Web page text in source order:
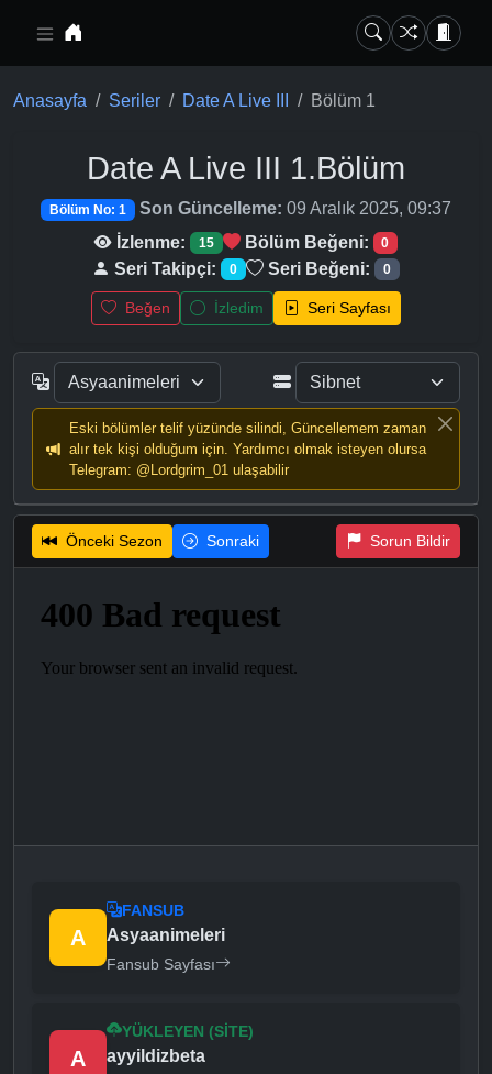
Anasayfa Seriler Date A Live III Bölüm 1
Date A Live III 1.Bölüm
Bölüm No: 1 Son Güncelleme: 09 Aralık 2025, 09:37
İzlenme:
15 Bölüm Beğeni: 0
Seri Takipçi: 0 Seri Beğeni: 0
Beğen İzledim Seri Sayfası
Eski bölümler telif yüzünde silindi, Güncellemem zaman
alır tek kişi olduğum için. Yardımcı olmak isteyen olursa
Telegram: @Lordgrim_01 ulaşabilir
Önceki Sezon Sonraki Sorun Bildir
A
FANSUB
Asyaanimeleri
Fansub Sayfası
A
YÜKLEYEN (SITE)
ayyildizbeta